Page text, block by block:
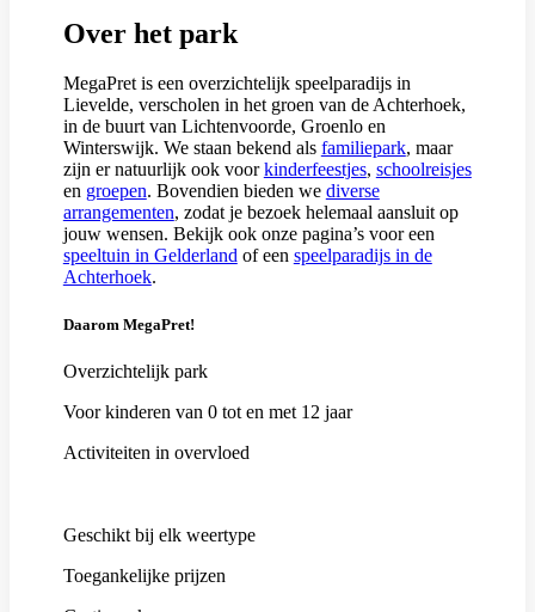
Over het park
MegaPret is een overzichtelijk speelparadijs in
Lievelde, verscholen in het groen van de Achterhoek,
in de buurt van Lichtenvoorde, Groenlo en
Winterswijk. We staan bekend als familiepark, maar
zijn er natuurlijk ook voorkinderfeestjes, schoolreisjes
en groepen. Bovendien bieden we diverse
arrangementen, zodat je bezoek helemaal aansluit op
jouw wensen. Bekijk ook onze pagina’s voor een
speeltuin in Gelderlandof een speelparadijs in de
Achterhoek.
Daarom MegaPret!
Overzichtelijk park
Voor kinderen van 0 tot en met 12 jaar
Activiteiten in overvloed
Geschikt bij elk weertype
Toegankelijke prijzen